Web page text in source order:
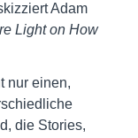
Adam
Light on How
nur einen,
die Stories,